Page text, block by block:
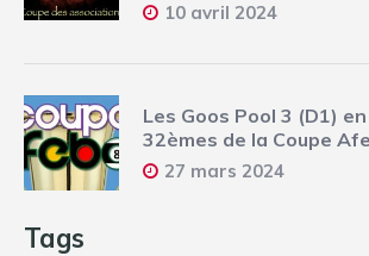
10 avril 2024
Les Goos Pool 3 (D1)
32èmes de la Coupe
27 mars 2024
Tags